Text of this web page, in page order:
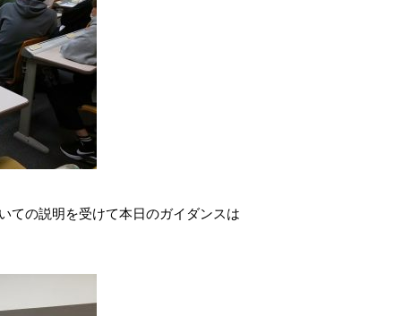
ての説明を受けて本日のガイダンスは